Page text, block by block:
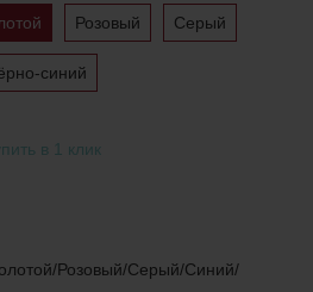
Розовый Серый
синий
в 1 клик
Розовый/Серый/Синий/